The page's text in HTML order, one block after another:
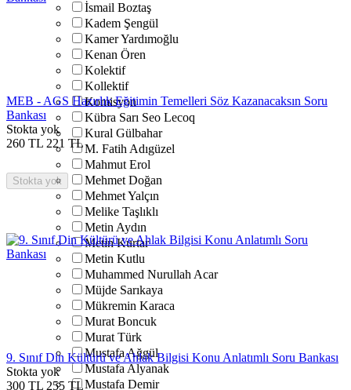
İsmail Boztaş
Kadem Şengül
Kamer Yardımoğlu
Kenan Ören
Kolektif
Kollektif
Komisyon
Kübra Sarı Seo Lecoq
Kural Gülbahar
M. Fatih Adıgüzel
Mahmut Erol
Mehmet Doğan
Mehmet Yalçın
Melike Taşlıklı
Metin Aydın
Metin Kurtar
Metin Kutlu
Muhammed Nurullah Acar
Müjde Sarıkaya
Mükremin Karaca
Murat Boncuk
Murat Türk
Mustafa Ağgül
Mustafa Alyanak
Mustafa Demir
MEB - AGS Hazırlık Eğitimin Temelleri Söz Kazanacaksın Soru
Bankası
Stokta yok
260 TL 221 TL
Stokta yok
9. Sınıf Din Kültürü ve Ahlak Bilgisi Konu Anlatımlı Soru Bankası
Stokta yok
300 TL 255 TL